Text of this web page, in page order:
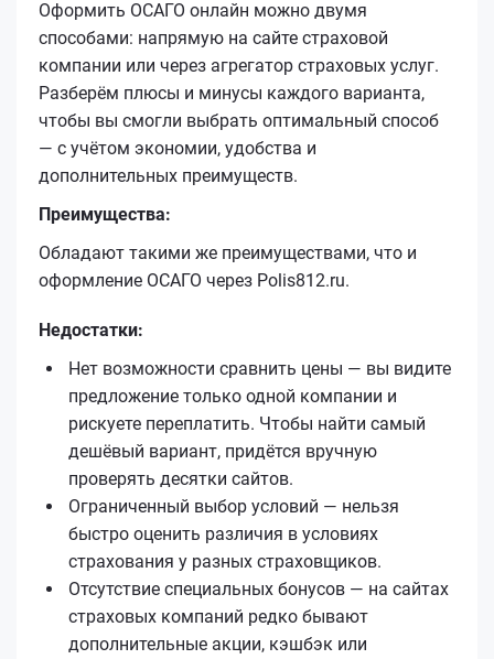
Оформить ОСАГО онлайн можно двумя
способами: напрямую на сайте страховой
компании или через агрегатор страховых услуг.
Разберём плюсы и минусы каждого варианта,
чтобы вы смогли выбрать оптимальный способ
— с учётом экономии, удобства и
дополнительных преимуществ.
Преимущества:
Обладают такими же преимуществами, что и
оформление ОСАГО через Polis812.ru.
Недостатки:
Нет возможности сравнить цены — вы видите
предложение только одной компании и
рискуете переплатить. Чтобы найти самый
дешёвый вариант, придётся вручную
проверять десятки сайтов.
Ограниченный выбор условий — нельзя
быстро оценить различия в условиях
страхования у разных страховщиков.
Отсутствие специальных бонусов — на сайтах
страховых компаний редко бывают
дополнительные акции, кэшбэк или